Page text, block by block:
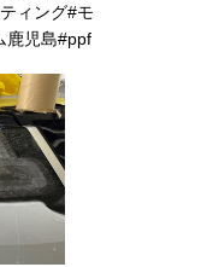
ィング#モ
鹿児島#ppf